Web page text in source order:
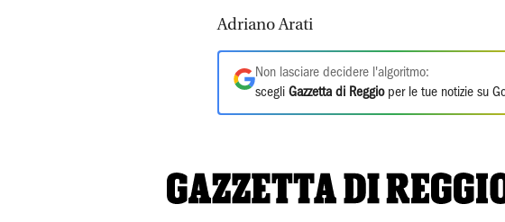
Adriano Arati
Non lasciare decidere l'algoritmo:
scegli Gazzetta di Reggioper le tue notizie su